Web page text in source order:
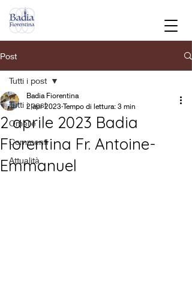
Post
Tutti i post
Omelie
Commenti
Attualità
Tutti i post
2 aprile 2023 Badia
Fiorentina Fr. Antoine-
Emmanuel
Badia Fiorentina
2 apr 2023 Tempo di lettura: 3 min